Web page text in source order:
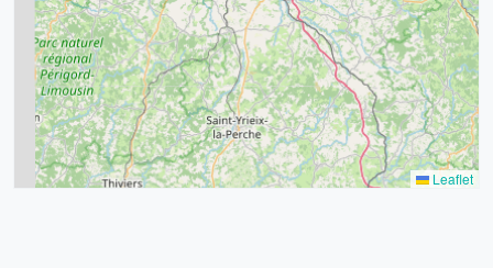
9
2
3
11
5
7
Leaflet